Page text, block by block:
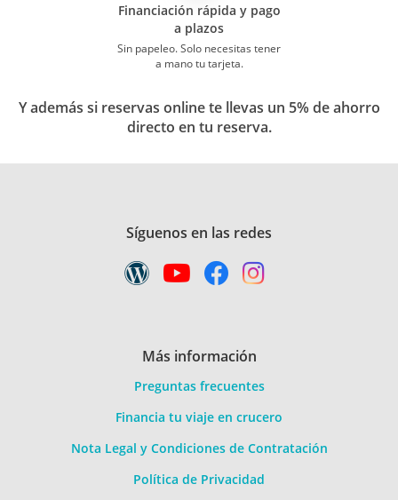
Financiación rápida y pago
a plazos
Sin papeleo. Solo necesitas tener
a mano tu tarjeta.
Y además si reservas online te llevas un 5% de ahorro
directo en tu reserva.
Síguenos en las redes
Más información
Preguntas frecuentes
Financia tu viaje en crucero
Nota Legal y Condiciones de Contratación
Política de Privacidad